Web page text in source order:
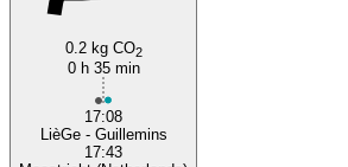
0.2 kg CO2
0 h 35 min
17:08
LièGe - Guillemins
17:43